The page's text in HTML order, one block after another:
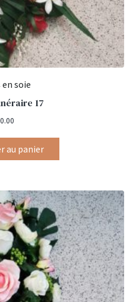
en soie
17
au panier